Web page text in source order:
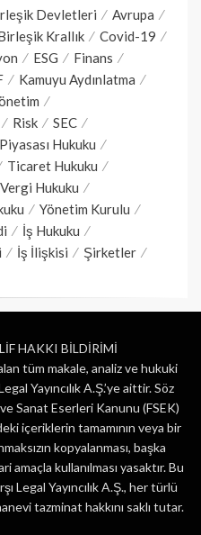
Devletleri
Avrupa
Krallık
Covid-19
ESG
Finans
Kamuyu Aydınlatma
Risk
SEC
Hukuku
Ticaret Hukuku
Vergi Hukuku
Yönetim Kurulu
İş Hukuku
İş İlişkisi
Şirketler
HAKKI BİLDİRİMİ
tüm makale, analiz ve hukuki
Yayıncılık A.Ş.’ye aittir. Söz
Sanat Eserleri Kanunu (FSEK)
içeriklerin tamamının veya bir
kopyalanması, başka
amaçla kullanılması yasaktır. Bu
Legal Yayıncılık A.Ş., her türlü
tazminat hakkını saklı tutar.